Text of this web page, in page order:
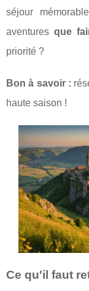
séjour
aventuresque
priorité ?
Bon à savoir :
haute saison !
Ce qu'il faut